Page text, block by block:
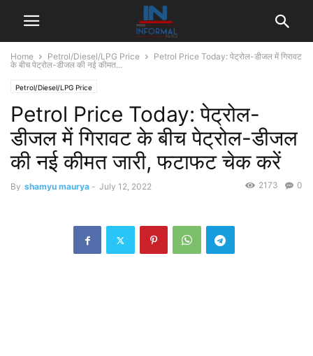
Home Petrol/Diesel/LPG Price
Petrol Price Today: पेट्रोल-डीजल में ग‍िरावट
के बीच पेट्रोल-डीजल की नई कीमत...
Petrol/Diesel/LPG Price
Petrol Price Today: पेट्रोल-
डीजल में ग‍िरावट के बीच पेट्रोल-डीजल
की नई कीमत जारी, फटाफट चेक करें
By shamyu maurya - July 12, 2022 0
2173